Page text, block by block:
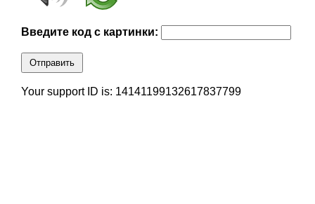
Введите код с картинки:
Отправить
Your support ID is: 14141199132617837799